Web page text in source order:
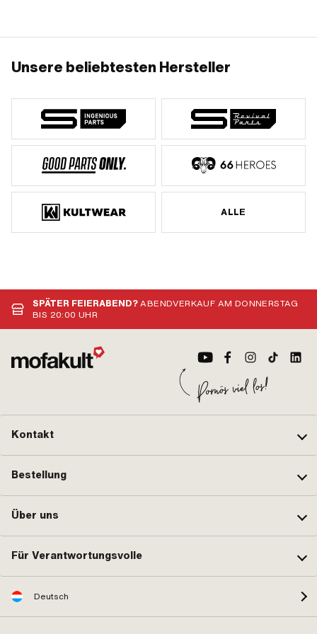
Unsere beliebtesten Hersteller
ALLE
SPÄTER FEIERABEND?ABENDVERKAUF AM DONNERSTAG
BIS 20:00 UHR
Kontakt
Bestellung
Über uns
Für Verantwortungsvolle
Deutsch